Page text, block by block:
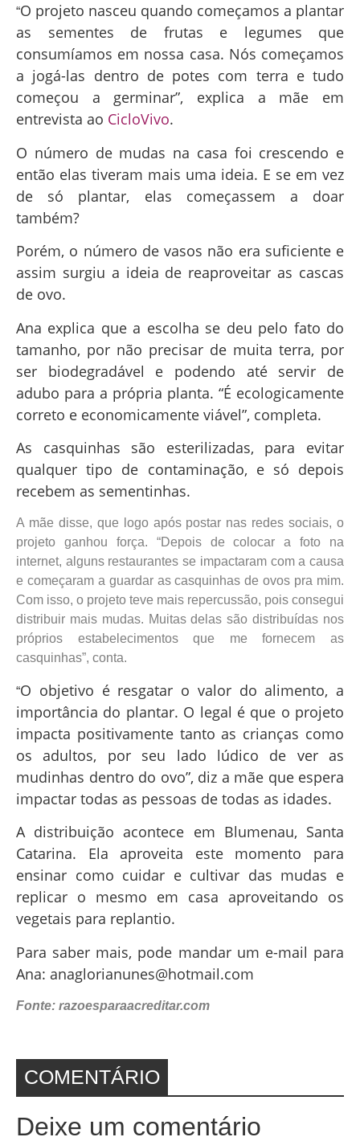
“O projeto nasceu quando começamos a plantar
as sementes de frutas e legumes que
consumíamos em nossa casa. Nós começamos
a jogá-las dentro de potes com terra e tudo
começou a germinar”, explica a mãe em
entrevista ao CicloVivo.
O número de mudas na casa foi crescendo e
então elas tiveram mais uma ideia. E se em vez
de só plantar, elas começassem a doar
também?
Porém, o número de vasos não era suficiente e
assim surgiu a ideia de reaproveitar as cascas
de ovo.
Ana explica que a escolha se deu pelo fato do
tamanho, por não precisar de muita terra, por
ser biodegradável e podendo até servir de
adubo para a própria planta. “É ecologicamente
correto e economicamente viável”, completa.
As casquinhas são esterilizadas, para evitar
qualquer tipo de contaminação, e só depois
recebem as sementinhas.
A mãe disse, que logo após postar nas redes sociais, o
projeto ganhou força. “Depois de colocar a foto na
internet, alguns restaurantes se impactaram com a causa
e começaram a guardar as casquinhas de ovos pra mim.
Com isso, o projeto teve mais repercussão, pois consegui
distribuir mais mudas. Muitas delas são distribuídas nos
próprios estabelecimentos que me fornecem as
casquinhas”, conta.
“O objetivo é resgatar o valor do alimento, a
importância do plantar. O legal é que o projeto
impacta positivamente tanto as crianças como
os adultos, por seu lado lúdico de ver as
mudinhas dentro do ovo”, diz a mãe que espera
impactar todas as pessoas de todas as idades.
A distribuição acontece em Blumenau, Santa
Catarina. Ela aproveita este momento para
ensinar como cuidar e cultivar das mudas e
replicar o mesmo em casa aproveitando os
vegetais para replantio.
Para saber mais, pode mandar um e-mail para
Ana: anaglorianunes@hotmail.com
Fonte: razoesparaacreditar.com
COMENTÁRIO
Deixe um comentário